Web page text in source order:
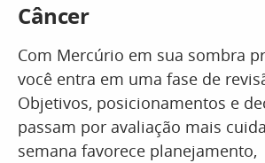
Câncer
Com Mercúrio em sua sombra
você entra em uma fase de
Objetivos, posicionamentos e
passam por avaliação mais
semana favorece planejamento,